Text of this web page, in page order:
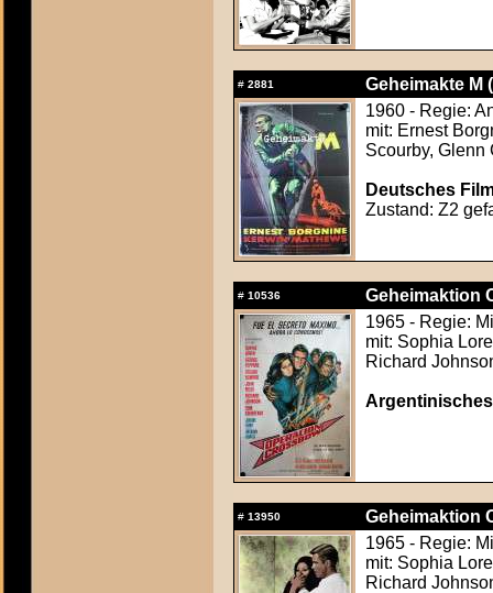
# 2881
Geheimakte M
1960 - Regie:
mit: Ernest
Scourby, Glenn
Deutsches
Zustand: Z2
# 10536
Geheimaktion
1965 - Regie:
mit: Sophia
Richard
Argentinisches
# 13950
Geheimaktion
1965 - Regie:
mit: Sophia
Richard